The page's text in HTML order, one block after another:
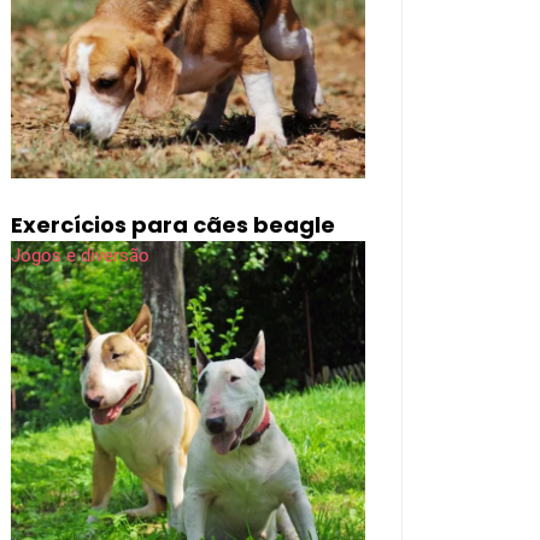
Exercícios para cães beagle
Jogos e diversão